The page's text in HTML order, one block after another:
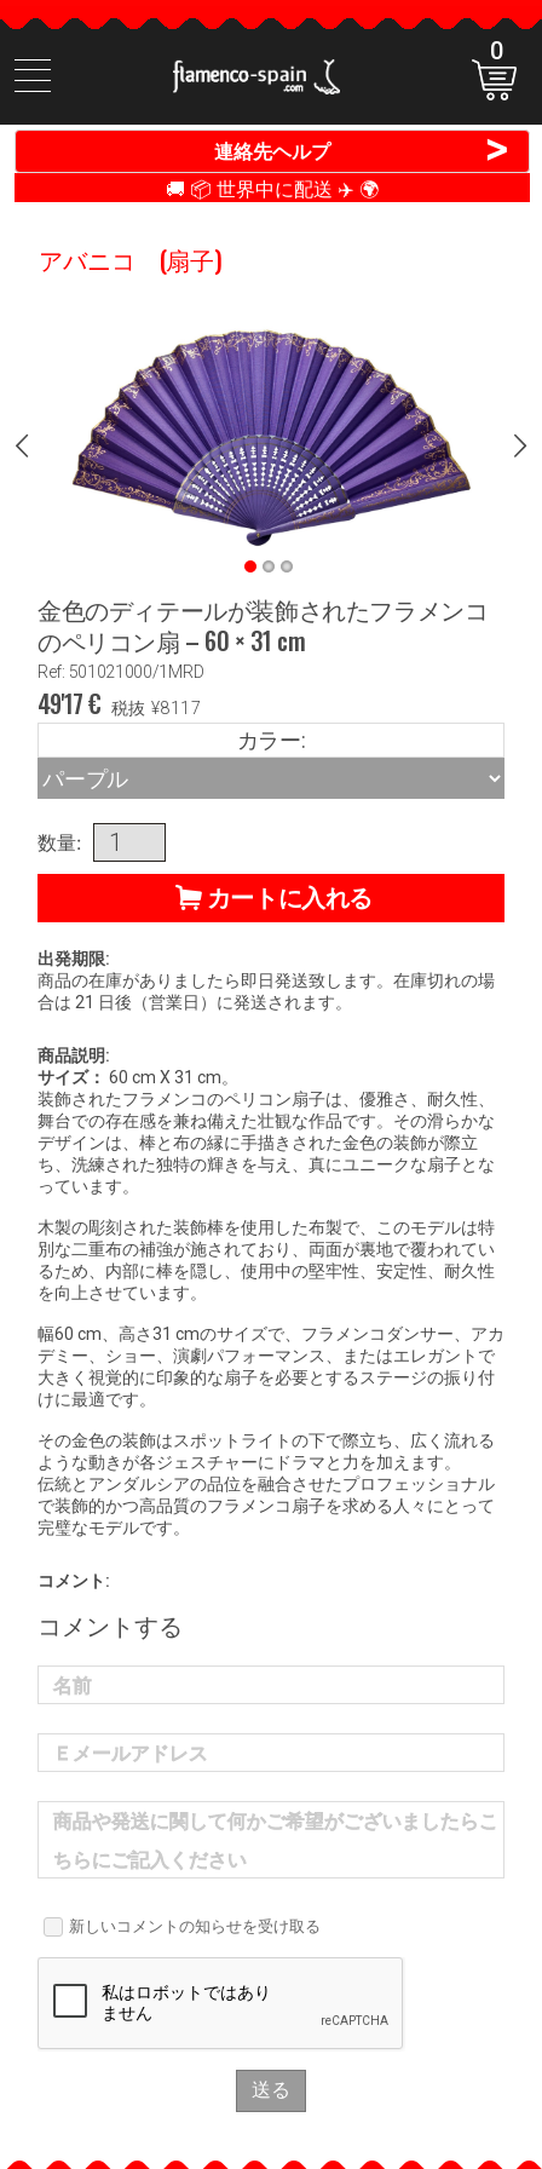
商
品
検
0
連絡先ヘルプ >
🚚 📦 世界中に配送 ✈️ 🌍
アバニコ (扇子)
金色のディテールが装飾されたフラメンコ
のペリコン扇 – 60 × 31 cm
Ref: 501021000/1MRD
49'17€ 税抜 ¥8117
カラー:
数量:
カートに入れる
出発期限:
商品の在庫がありましたら即日発送致します。在庫切れの場
合は 21 日後（営業日）に発送されます。
商品説明:
サイズ： 60 cm X 31 cm。
装飾されたフラメンコのペリコン扇子は、優雅さ、耐久性、
舞台での存在感を兼ね備えた壮観な作品です。その滑らかな
デザインは、棒と布の縁に手描きされた金色の装飾が際立
ち、洗練された独特の輝きを与え、真にユニークな扇子とな
っています。
木製の彫刻された装飾棒を使用した布製で、このモデルは特
別な二重布の補強が施されており、両面が裏地で覆われてい
るため、内部に棒を隠し、使用中の堅牢性、安定性、耐久性
を向上させています。
幅60 cm、高さ31 cmのサイズで、フラメンコダンサー、アカ
デミー、ショー、演劇パフォーマンス、またはエレガントで
大きく視覚的に印象的な扇子を必要とするステージの振り付
けに最適です。
その金色の装飾はスポットライトの下で際立ち、広く流れる
ような動きが各ジェスチャーにドラマと力を加えます。
伝統とアンダルシアの品位を融合させたプロフェッショナル
で装飾的かつ高品質のフラメンコ扇子を求める人々にとって
完璧なモデルです。
コメント:
コメントする
名前
Ｅメールアドレス
商品や発送に関して何かご希望がございましたらこ
ちらにご記入ください
新しいコメントの知らせを受け取る
送る